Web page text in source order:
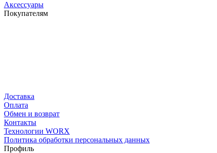
Аксессуары
Покупателям
Доставка
Оплата
Обмен и возврат
Контакты
Технологии WORX
Политика обработки персональных данных
Профиль